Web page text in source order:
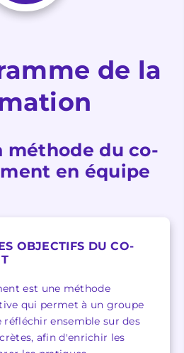
de la
méthode du co-
en équipe
OBJECTIFS DU CO-
est une méthode
qui permet à un groupe
réfléchir ensemble sur des
afin d'enrichir les